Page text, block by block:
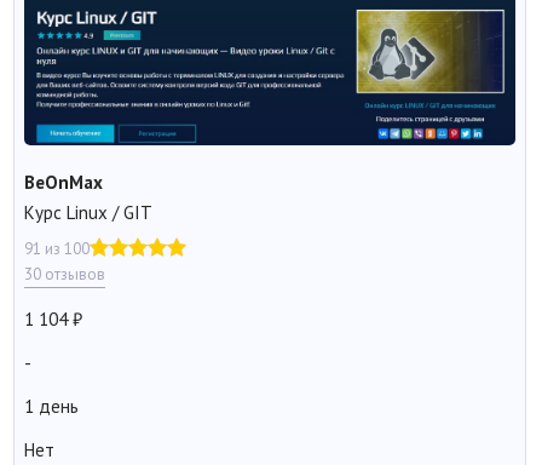
BeOnMax
Курс Linux / GIT
91 из 100
30 отзывов
1 104
-
1 день
Нет